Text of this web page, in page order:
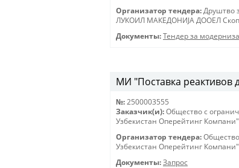
Организатор тендера: Друштво
ЛУКОИЛ МАКЕДОНИJА ДООЕЛ
Документы: Тендер за
МИ "Поставка реактивов
№: 2500003555
Заказчик(и): Общество с
Узбекистан Оперейтинг Компани"
Организатор тендера:
Узбекистан Оперейтинг Компани"
Документы: Запрос